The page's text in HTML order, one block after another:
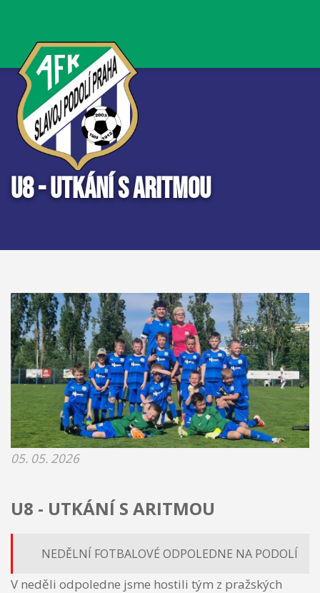
U8 - UTKÁNÍ S ARITMOU
05. 05. 2026
U8 - UTKÁNÍ S ARITMOU
NEDĚLNÍ FOTBALOVÉ ODPOLEDNE NA PODOLÍ
V neděli odpoledne jsme hostili tým z pražských